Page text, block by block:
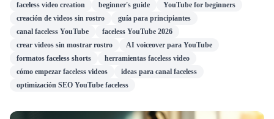
faceless video creation beginner's guide
YouTube for beginners
creación de videos sin rostro
guía para principiantes
canal faceless YouTube
faceless YouTube 2026
crear videos sin mostrar rostro
AI voiceover para YouTube
formatos faceless shorts
herramientas faceless video
cómo empezar faceless videos
ideas para canal faceless
optimización SEO YouTube faceless